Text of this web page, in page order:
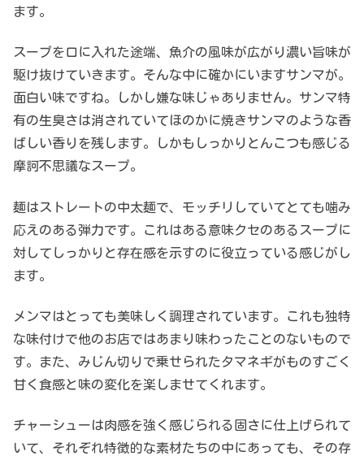
ます。
スープを口に入れた途端、魚介の風味が広がり濃い旨味が
駆け抜けていきます。そんな中に確かにいますサンマが。
面白い味ですね。しかし嫌な味じゃありません。サンマ特
有の生臭さは消されていてほのかに焼きサンマのような香
ばしい香りを残します。しかもしっかりとんこつも感じる
摩訶不思議なスープ。
麺はストレートの中太麺で、モッチリしていてとても噛み
応えのある弾力です。これはある意味クセのあるスープに
対してしっかりと存在感を示すのに役立っている感じがし
ます。
メンマはとっても美味しく調理されています。これも独特
な味付けで他のお店ではあまり味わったことのないもので
す。また、みじん切りで乗せられたタマネギがものすごく
甘く食感と味の変化を楽しませてくれます。
チャーシューは肉感を強く感じられる固さに仕上げられて
いて、それぞれ特徴的な素材たちの中にあっても、その存